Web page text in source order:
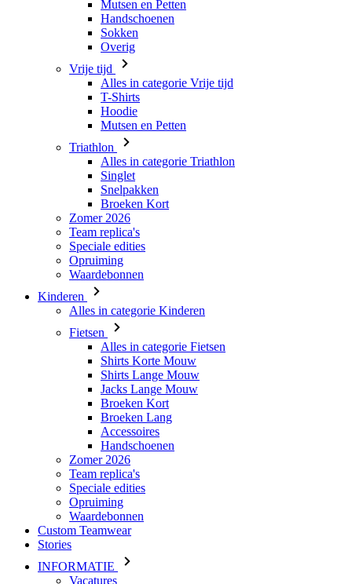
Alles in categorie Vrije tijd
T-Shirts
Hoodie
Mutsen en Petten
Triathlon
Alles in categorie Triathlon
Singlet
Snelpakken
Broeken Kort
Zomer 2026
Team replica's
Speciale edities
Opruiming
Waardebonnen
Kinderen
Alles in categorie Kinderen
Fietsen
Alles in categorie Fietsen
Shirts Lange Mouw
Jacks Lange Mouw
Broeken Kort
Broeken Lang
Accessoires
Handschoenen
Zomer 2026
Team replica's
Speciale edities
Opruiming
Waardebonnen
Custom Teamwear
Stories
INFORMATIE
Vacatures
Algemene verkoopsvoorwaarden
Privacybeleid
Cookiebeleid